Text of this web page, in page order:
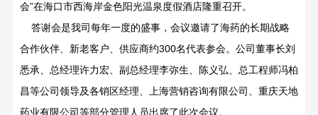
会”在海口市西海岸金色阳光温泉度假酒店隆重召开。
答谢会是我司每年一度的盛事，会议邀请了海药的长期战略
合作伙伴、新老客户、供应商约300名代表参会。公司董事长刘
悉承、总经理许力宏、副总经理李弥生、陈义弘、总工程师冯柏
昌等公司领导及各销区经理、上海营销咨询有限公司、重庆天地
药业有限公司等部分管理人员出席了此次会议。